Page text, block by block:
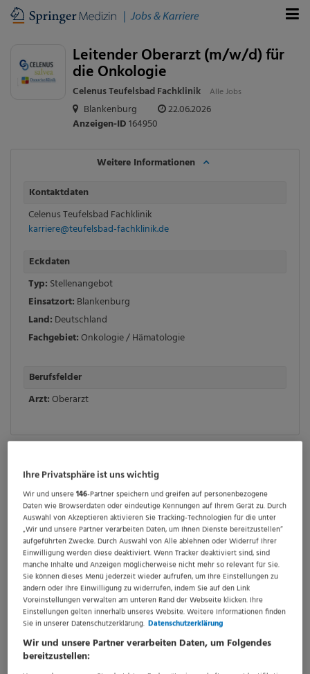
Leitender Oberarzt (m/w/d) für
die Onkologie
Celenus Teufelsbad Fachklinik Alle Jobs
Blankenburg
22.06.2026
Anzeigen-ID164950
Weitere Informationen
Kontaktdaten
Celenus Teufelsbad Fachklinik
karriere@teufelsbad-fachklinik.de
Eckdaten
Typ: Stellenangebot
Einsatzort: Blankenburg
Land: Deutschland
Fachgebiet:Onkologie / Hämatologie
Berufsfelder
Arzt:Oberarzt
Leitender Oberarzt (m/w/d) für die
Onkologie
Celenus salvea ist in Deutschland einer der führenden
Anbieter stationärer und ambulanter
Gesundheitsdienstleistungen und behandelt in knapp
70 Einrichtungen Patienten verschiedenster
Indikationen. Die Celenus Teufelsbad Fachklinik liegt
mitten in malerischen Wäldern in der Blütenstadt
Blankenburg. Die Celenus Teufelsbad Fachklinik mit
über 280 Betten ist auf die Behandlung von
Ihre Privatsphäre ist uns wichtig
Wir und unsere146-Partner speichern und greifen auf personenbezogene
Daten wie Browserdaten oder eindeutige Kennungen auf Ihrem Gerät zu. Durch
Auswahl von Akzeptieren aktivieren Sie Tracking-Technologien für die unter
„Wir und unsere Partner verarbeiten Daten, um Ihnen Dienste bereitzustellen“
aufgeführten Zwecke. Durch Auswahl von Alle ablehnen oder Widerruf Ihrer
Einwilligung werden diese deaktiviert. Wenn Tracker deaktiviert sind, sind
manche Inhalte und Anzeigen möglicherweise nicht mehr so relevant für Sie.
Sie können dieses Menü jederzeit wieder aufrufen, um Ihre Einstellungen zu
ändern oder Ihre Einwilligung zu widerrufen, indem Sie auf den Link
Voreinstellungen verwalten am unteren Rand der Webseite klicken. Ihre
Einstellungen gelten innerhalb unseres Website. Weitere Informationen finden
Sie in unserer Datenschutzerklärung. Datenschutzerklärung
Wir und unsere Partner verarbeiten Daten, um Folgendes
bereitzustellen: